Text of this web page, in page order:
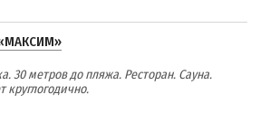
30 метров до пляжа. Ресторан. Сауна.
круглогодично.